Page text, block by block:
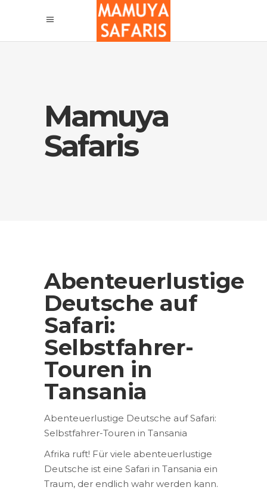
Mamuya
Safaris
Abenteuerlustige
Deutsche auf
Safari:
Selbstfahrer-
Touren in
Tansania
Abenteuerlustige Deutsche auf Safari:
Selbstfahrer-Touren in Tansania
Afrika ruft! Für viele abenteuerlustige
Deutsche ist eine Safari in Tansania ein
Traum, der endlich wahr werden kann.